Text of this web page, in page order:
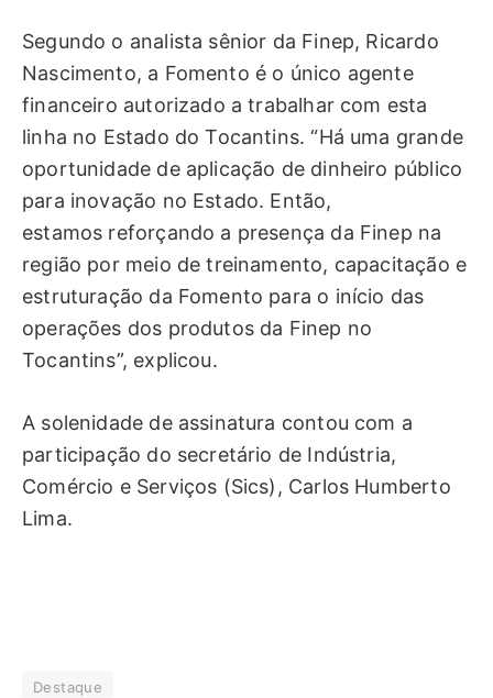
Segundo o analista sênior da Finep, Ricardo
Nascimento, a Fomento é o único agente
financeiro autorizado a trabalhar com esta
linha no Estado do Tocantins. “Há uma grande
oportunidade de aplicação de dinheiro público
para inovação no Estado. Então,
estamos reforçando a presença da Finep na
região por meio de treinamento, capacitação e
estruturação da Fomento para o início das
operações dos produtos da Finep no
Tocantins”, explicou.
A solenidade de assinatura contou com a
participação do secretário de Indústria,
Comércio e Serviços (Sics), Carlos Humberto
Lima.
Destaque